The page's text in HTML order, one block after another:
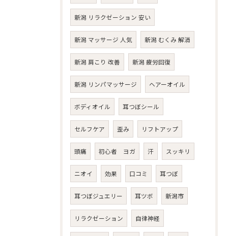
新潟 リラクゼーション 安い
新潟 マッサージ 人気 新潟 むくみ 解消
新潟 肩こり 改善 新潟 疲労回復
新潟 リンパマッサージ ヘアーオイル
ボディオイル 耳つぼシール
セルフケア 歪み リフトアップ
頭痛 初心者 ヨガ 汗 スッキリ
ニオイ 効果 口コミ 耳つぼ
耳つぼジュエリー 耳ツボ 新潟市
リラクゼーション 自律神経